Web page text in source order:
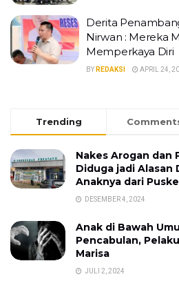
Derita
Nirwan : Mereka
Memperkaya Diri
BY REDAKSI APRIL 24,
Trending
Nakes Arogan dan
Diduga jadi Alasan
Anaknya dari
DESEMBER 4, 2024
Anak di Bawah
Pencabulan,
Marisa
JULI 2, 2024